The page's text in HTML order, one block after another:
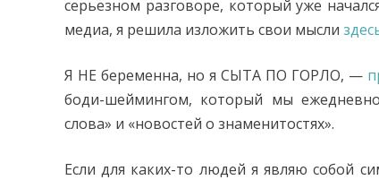
серьезном разговоре, который уже
медиа, я решила изложить свои мысли
Я НЕ беременна, но я СЫТА ПО ГОРЛО, —
боди-шеймингом, который мы
слова» и «новостей о знаменитостях».
Если для каких-то людей я являю собой